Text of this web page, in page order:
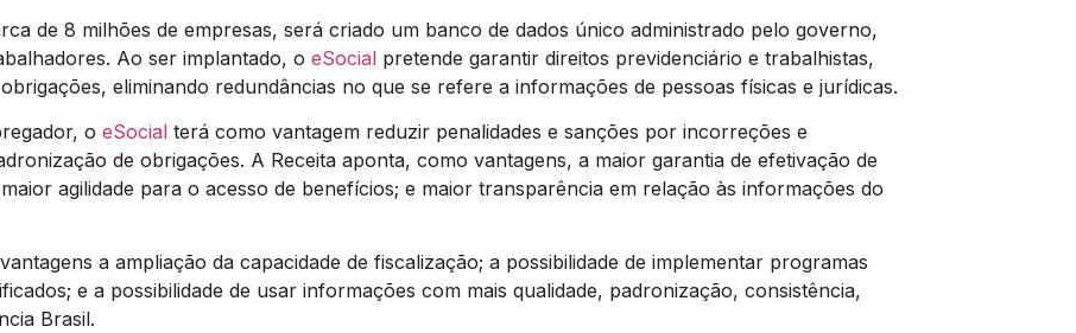
de 8 milhões de empresas, será criado um banco de dados único administrado pelo governo,
Ao ser implantado, o eSocial pretende garantir direitos previdenciário e trabalhistas,
eliminando redundâncias no que se refere a informações de pessoas físicas e jurídicas.
o eSocial terá como vantagem reduzir penalidades e sanções por incorreções e
de obrigações. A Receita aponta, como vantagens, a maior garantia de efetivação de
agilidade para o acesso de benefícios; e maior transparência em relação às informações do
a ampliação da capacidade de fiscalização; a possibilidade de implementar programas
e a possibilidade de usar informações com mais qualidade, padronização, consistência,
Brasil.